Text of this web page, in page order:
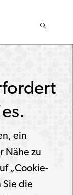
ein
Nähe zu
„Cookie-
Sie die